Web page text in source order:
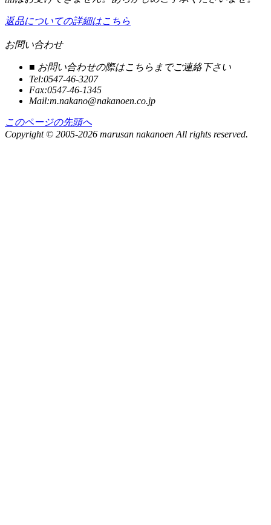
返品についての詳細はこちら
お問い合わせ
■ お問い合わせの際はこちらまでご連絡下さい
Tel:0547-46-3207
Fax:0547-46-1345
Mail:m.nakano@nakanoen.co.jp
このページの先頭へ
Copyright © 2005-2026 marusan nakanoen All rights reserved.